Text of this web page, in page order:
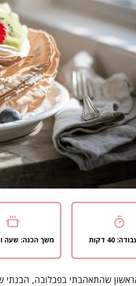
40 דקות משך הכנה: שעה ו-20
שהתאהבתי בפבלובה, הבנתי